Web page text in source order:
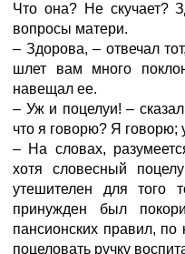
Что она? Не скучает?
вопросы матери.
– Здорова, – отвечал
шлет вам много
навещал ее.
– Уж и поцелуи! –
что я говорю? Я говорю;
– На словах,
хотя словесный
утешителен для того
принужден был
пансионских правил,
поцеловать ручку